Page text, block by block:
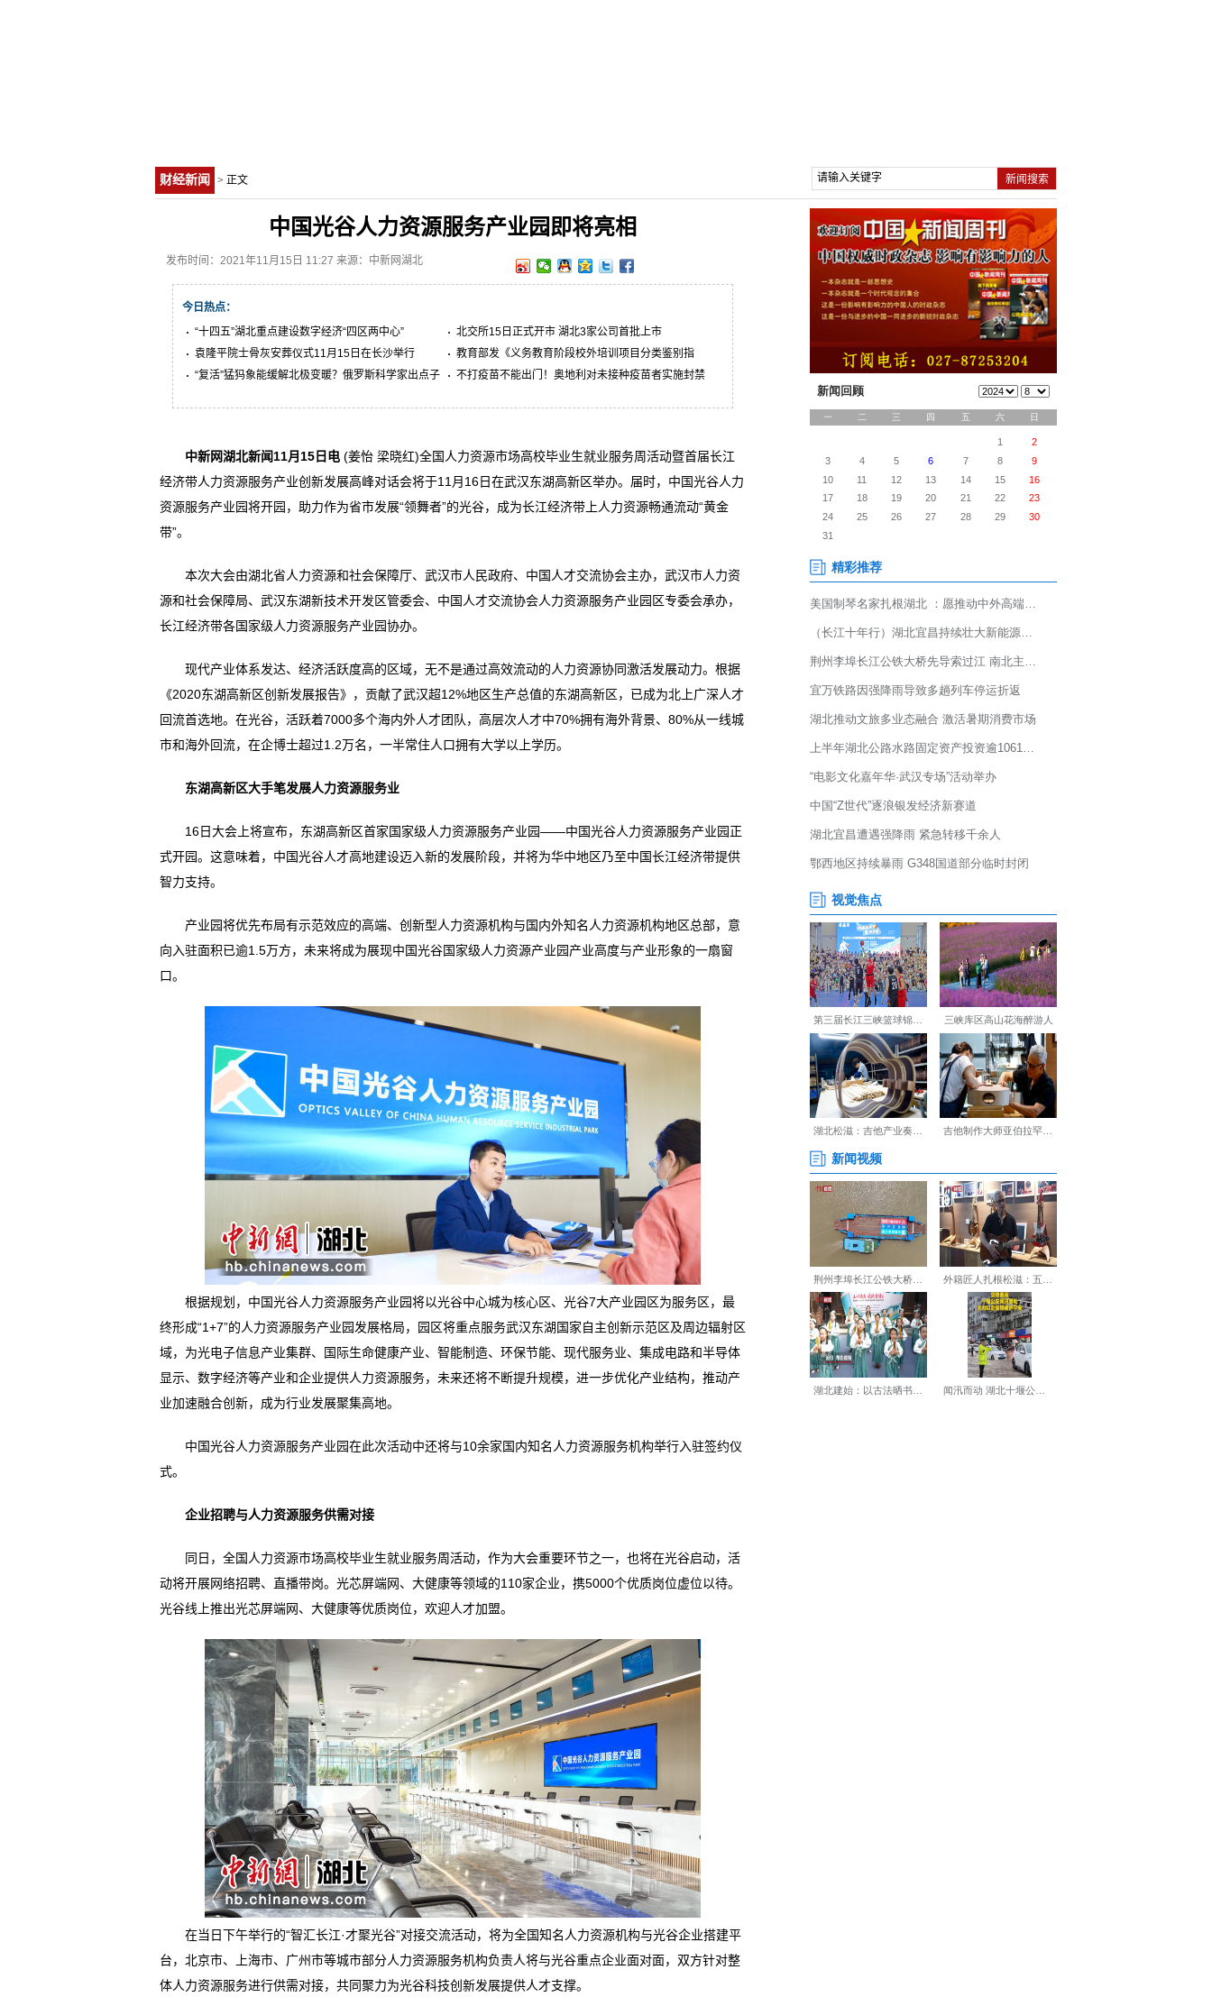
财经新闻 > 正文
中国光谷人力资源服务产业园即将亮相
发布时间：2021年11月15日 11:27 来源：中新网湖北
今日热点：
“十四五”湖北重点建设数字经济“四区两中心”
北交所15日正式开市 湖北3家公司首批上市
袁隆平院士骨灰安葬仪式11月15日在长沙举行
教育部发《义务教育阶段校外培训项目分类鉴别指
南》
“复活”猛犸象能缓解北极变暖？俄罗斯科学家出点子 不打疫苗不能出门！奥地利对未接种疫苗者实施封禁
中新网湖北新闻11月15日电 (姜怡 梁晓红)全国人力资源市场高校毕业生就业服务周活动暨首届长江
经济带人力资源服务产业创新发展高峰对话会将于11月16日在武汉东湖高新区举办。届时，中国光谷人力
资源服务产业园将开园，助力作为省市发展“领舞者”的光谷，成为长江经济带上人力资源畅通流动“黄金
带”。
本次大会由湖北省人力资源和社会保障厅、武汉市人民政府、中国人才交流协会主办，武汉市人力资
源和社会保障局、武汉东湖新技术开发区管委会、中国人才交流协会人力资源服务产业园区专委会承办，
长江经济带各国家级人力资源服务产业园协办。
现代产业体系发达、经济活跃度高的区域，无不是通过高效流动的人力资源协同激活发展动力。根据
《2020东湖高新区创新发展报告》，贡献了武汉超12%地区生产总值的东湖高新区，已成为北上广深人才
回流首选地。在光谷，活跃着7000多个海内外人才团队，高层次人才中70%拥有海外背景、80%从一线城
市和海外回流，在企博士超过1.2万名，一半常住人口拥有大学以上学历。
东湖高新区大手笔发展人力资源服务业
16日大会上将宣布，东湖高新区首家国家级人力资源服务产业园——中国光谷人力资源服务产业园正
式开园。这意味着，中国光谷人才高地建设迈入新的发展阶段，并将为华中地区乃至中国长江经济带提供
智力支持。
产业园将优先布局有示范效应的高端、创新型人力资源机构与国内外知名人力资源机构地区总部，意
向入驻面积已逾1.5万方，未来将成为展现中国光谷国家级人力资源产业园产业高度与产业形象的一扇窗
口。
根据规划，中国光谷人力资源服务产业园将以光谷中心城为核心区、光谷7大产业园区为服务区，最
终形成“1+7”的人力资源服务产业园发展格局，园区将重点服务武汉东湖国家自主创新示范区及周边辐射区
域，为光电子信息产业集群、国际生命健康产业、智能制造、环保节能、现代服务业、集成电路和半导体
显示、数字经济等产业和企业提供人力资源服务，未来还将不断提升规模，进一步优化产业结构，推动产
业加速融合创新，成为行业发展聚集高地。
中国光谷人力资源服务产业园在此次活动中还将与10余家国内知名人力资源服务机构举行入驻签约仪
式。
企业招聘与人力资源服务供需对接
同日，全国人力资源市场高校毕业生就业服务周活动，作为大会重要环节之一，也将在光谷启动，活
动将开展网络招聘、直播带岗。光芯屏端网、大健康等领域的110家企业，携5000个优质岗位虚位以待。
光谷线上推出光芯屏端网、大健康等优质岗位，欢迎人才加盟。
在当日下午举行的“智汇长江·才聚光谷”对接交流活动，将为全国知名人力资源机构与光谷企业搭建平
台，北京市、上海市、广州市等城市部分人力资源服务机构负责人将与光谷重点企业面对面，双方针对整
体人力资源服务进行供需对接，共同聚力为光谷科技创新发展提供人才支撑。